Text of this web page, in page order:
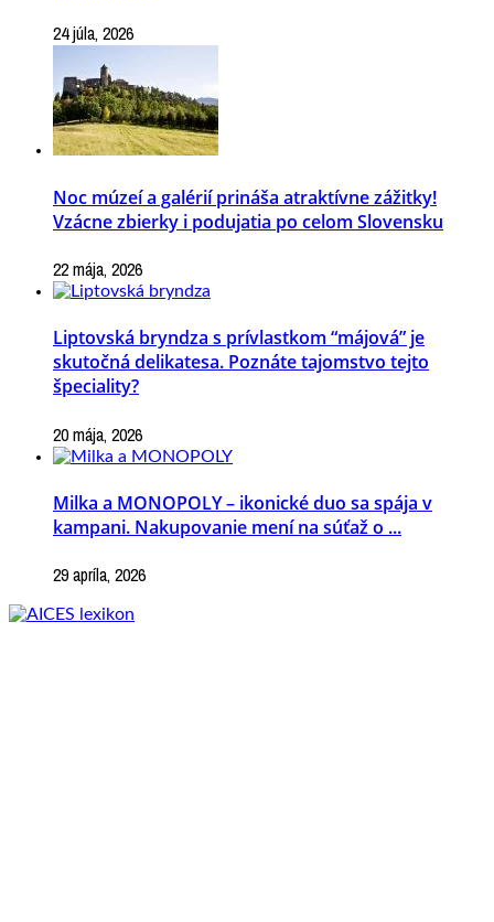
24 júla, 2026
Noc múzeí a galérií prináša atraktívne zážitky!
Vzácne zbierky i podujatia po celom Slovensku
22 mája, 2026
Liptovská bryndza s prívlastkom “májová” je
skutočná delikatesa. Poznáte tajomstvo tejto
špeciality?
20 mája, 2026
Milka a MONOPOLY – ikonické duo sa spája v
kampani. Nakupovanie mení na súťaž o ...
29 apríla, 2026